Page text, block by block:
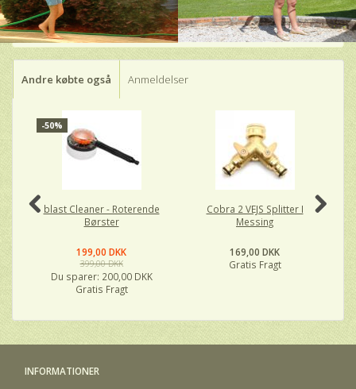
Andre købte også Anmeldelser
-50%
blast Cleaner - Roterende
Børster
199,00 DKK
399,00 DKK
Du sparer: 200,00 DKK
Gratis Fragt
Cobra 2 VEJS Splitter I
Messing
169,00 DKK
Gratis Fragt
INFORMATIONER